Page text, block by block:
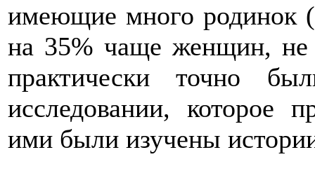
имеющие много родинок
на 35% чаще женщин,
практически точно
исследовании, которое
ими были изучены